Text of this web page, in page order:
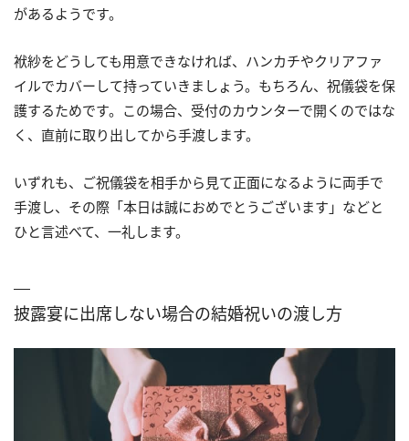
があるようです。
袱紗をどうしても用意できなければ、ハンカチやクリアファ
イルでカバーして持っていきましょう。もちろん、祝儀袋を保
護するためです。この場合、受付のカウンターで開くのではな
く、直前に取り出してから手渡します。
いずれも、ご祝儀袋を相手から見て正面になるように両手で
手渡し、その際「本日は誠におめでとうございます」などと
ひと言述べて、一礼します。
披露宴に出席しない場合の結婚祝いの渡し方